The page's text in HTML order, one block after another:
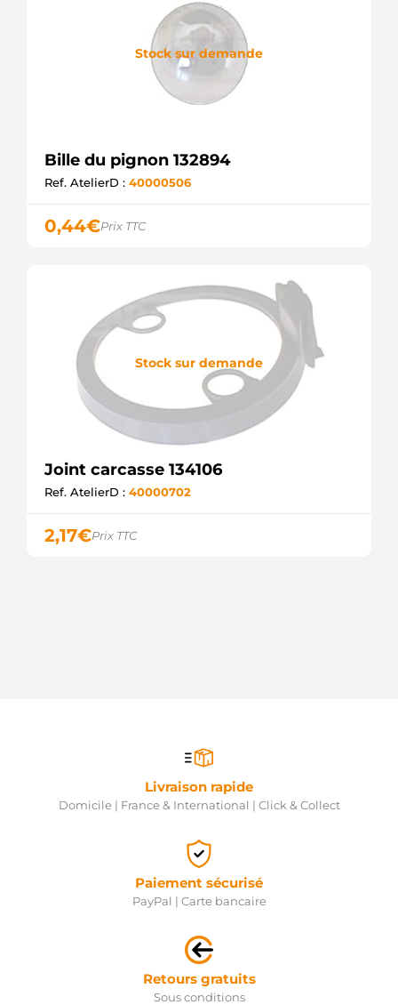
Stock sur demande
Bille du pignon 132894
Ref. AtelierD : 40000506
0,44€Prix TTC
Stock sur demande
Joint carcasse 134106
Ref. AtelierD : 40000702
2,17€Prix TTC
Livraison rapide
Domicile | France & International | Click & Collect
Paiement sécurisé
PayPal | Carte bancaire
Retours gratuits
Sous conditions